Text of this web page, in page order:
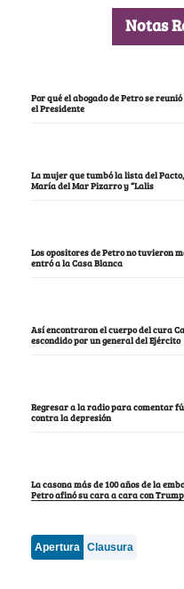
Notas
Por qué el abogado de Petro se
el Presidente
La mujer que tumbó la lista del
María del Mar Pizarro y “Lalis
Los opositores de Petro no tuvieron
entró a la Casa Blanca
Así encontraron el cuerpo del cura
escondido por un general del Ejército
Regresar a la radio para comentar
contra la depresión
La casona más de 100 años de la
Petro afinó su cara a cara con Trump
Apertura Clausura